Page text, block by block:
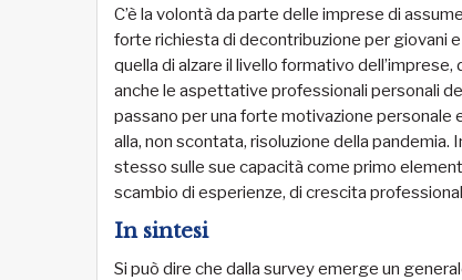
C’è la volontà da parte delle imprese di
forte richiesta di decontribuzione per giovani
quella di alzare il livello formativo
anche le aspettative professionali personali
passano per una forte motivazione personale
alla, non scontata, risoluzione della
stesso sulle sue capacità come primo
scambio di esperienze, di crescita
In sintesi
Si può dire che dalla survey emerge un